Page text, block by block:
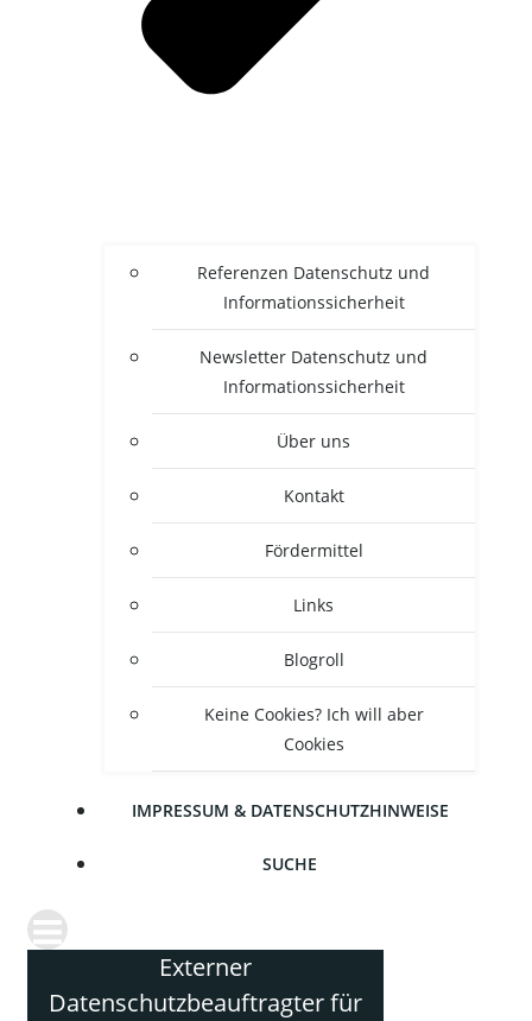
Refe­ren­zen Daten­schutz und
Informationssicherheit
News­let­ter Daten­schutz und
Informationssicherheit
Über uns
Kon­takt
För­der­mit­tel
Links
Blogroll
Kei­ne Coo­kies? Ich will aber
Cookies
IMPRES­SUM & DATENSCHUTZHINWEISE
SUCHE
Externer
Datenschutzbeauftragter für